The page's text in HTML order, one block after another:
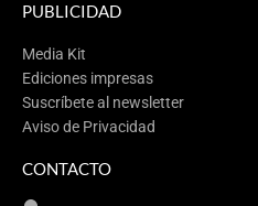
PUBLICIDAD
Media Kit
Ediciones impresas
Suscríbete al newsletter
Aviso de Privacidad
CONTACTO